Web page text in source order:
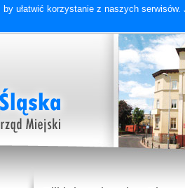
ułatwić korzystanie z naszych